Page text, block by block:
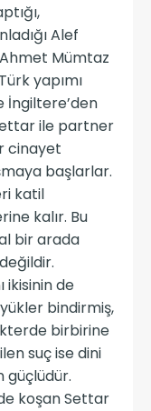
Alef
Mümtaz
yapımı
İngiltere’den
ile partner
cinayet
başlarlar.
katil
kalır. Bu
bir arada
ikisinin de
bindirmiş,
birbirine
suç ise dini
güçlüdür.
koşan Settar